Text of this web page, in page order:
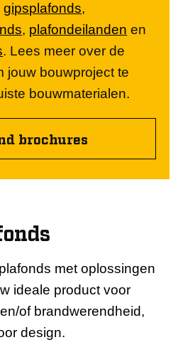
gipsplafonds,
, plafondeilanden en
. Lees meer over de
jouw bouwproject te
bouwmaterialen.
brochures
met oplossingen
ideale product voor
of brandwerendheid,
design.